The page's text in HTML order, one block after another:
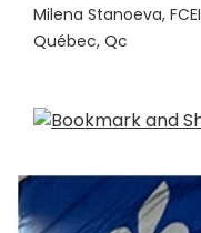
Milena Stanoeva, FCEI
Québec, Qc